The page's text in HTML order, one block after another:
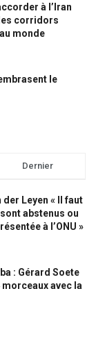
à l’Iran
corridors
monde
le
Dernier
Leyen « Il faut
abstenus ou
à l’ONU »
: Gérard Soete
morceaux avec la